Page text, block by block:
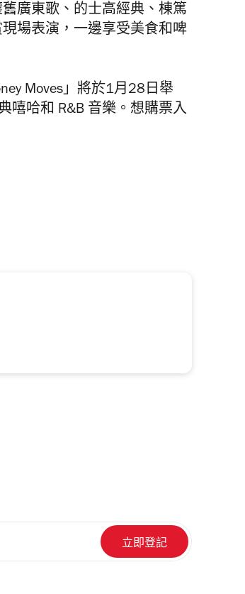
廣東歌、的士高經典、棟篤
場表演，一邊享受美食和啤
Moves」將於1月28日舉
嘻哈和 R&B 音樂。 想購票入